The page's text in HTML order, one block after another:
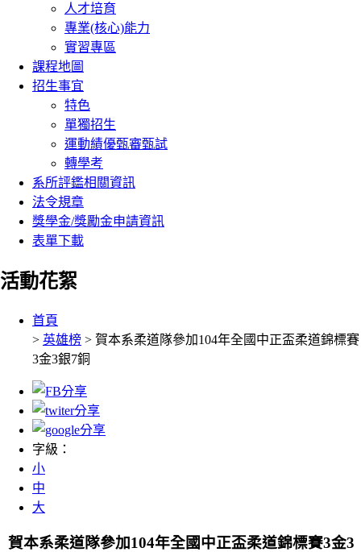
人才培育
專業(核心)能力
實習專區
課程地圖
招生事宜
特色
單獨招生
運動績優甄審甄試
轉學考
系所評鑑相關資訊
法令規章
獎學金/獎勵金申請資訊
表單下載
活動花絮
首頁
> 英雄榜 > 賀本系柔道隊參加104年全國中正盃柔道錦標賽
3金3銀7銅
字級：
小
中
大
賀本系柔道隊參加104年全國中正盃柔道錦標賽3金3